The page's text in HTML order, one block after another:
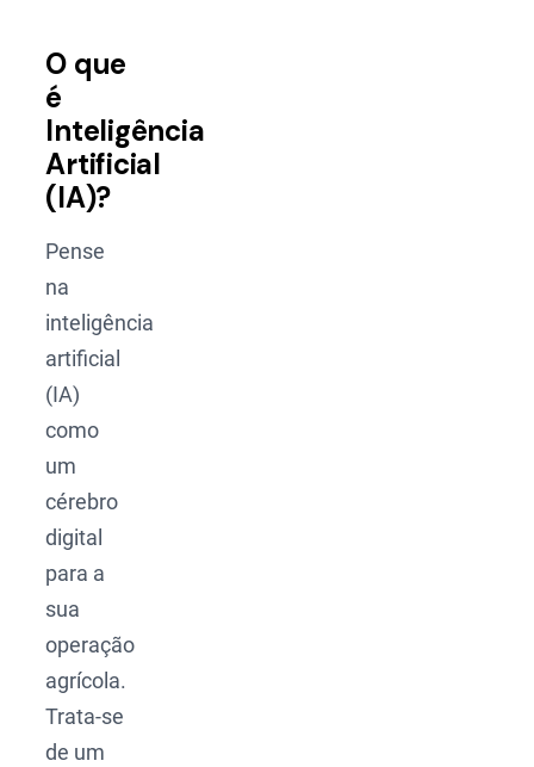
O que
é
Inteligência
Artificial
(IA)?
Pense
na
inteligência
artificial
(IA)
como
um
cérebro
digital
para a
sua
operação
agrícola.
Trata-se
de um